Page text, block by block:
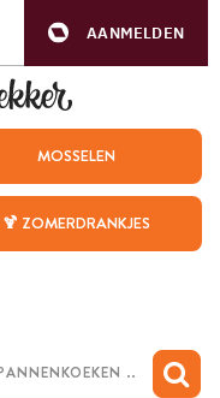
AANMELDEN
MOSSELEN
🍹 ZOMERDRANKJES